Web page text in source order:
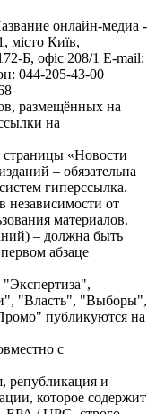
онлайн-медиа -
місто Київ,
Б, офіс 208/1 E-mail:
044-205-43-00
размещённых на
на
«Новости
– обязательна
гиперссылка.
независимости от
материалов.
– должна быть
абзаце
"Власть", "Выборы",
публикуются на
с
републикация и
которое содержит